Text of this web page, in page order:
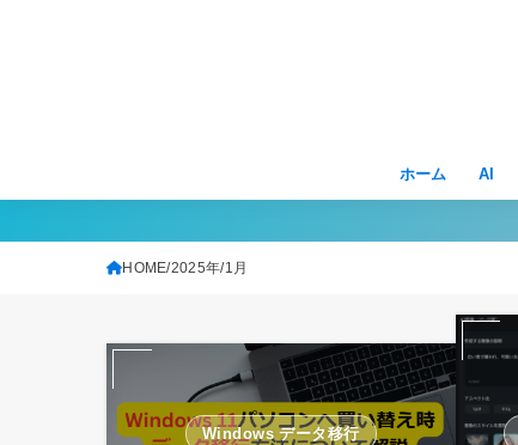
ホーム AI
HOME 2025年 1月
Windows データ移行